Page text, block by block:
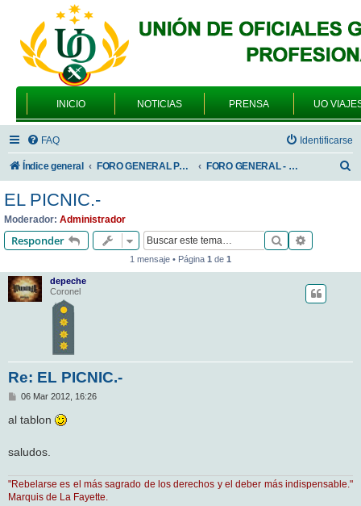
INICIO NOTICIAS PRENSA UO
FAQ Identificarse
Índice general FORO GENERAL PARA TODOS LOS USUARIOS FORO GENERAL - VARIEDADES
r
EL PICNIC.-
Moderador: Administrador
Responder Buscar
1 mensaje • Página 1 de 1
depeche
Coronel
Re: EL PICNIC.-
M
n
s
e
06 Mar 2012, 16:26
al tablon
saludos.
"Rebelarse es el más sagrado de los derechos y el deber más indispensable."
Marquis de La Fayette.